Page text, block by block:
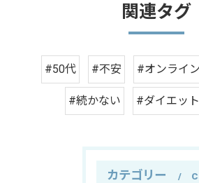
関連タグ
#50代 #不安 #オンライン
#続かない #ダイエット
カテゴリー